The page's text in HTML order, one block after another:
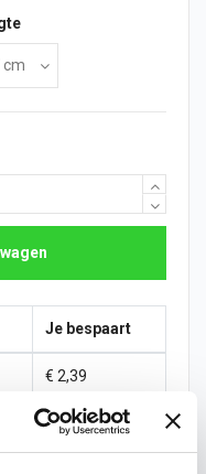
Je bespaart
€ 2,39
€ 8,98